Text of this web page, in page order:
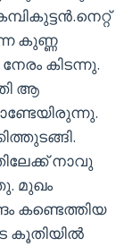
കുണ്ണ
കിടന്നു.
ആ
നാവു
മുഖം
കണ്ടെത്തിയ
കൂതിയിൽ